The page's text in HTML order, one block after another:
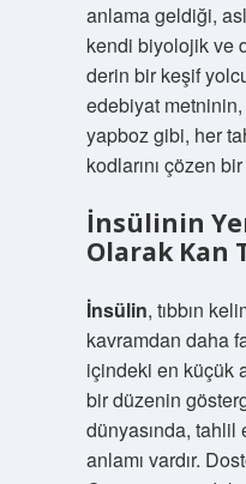
anlama geldiği,
kendi biyolojik ve
derin bir keşif
edebiyat
yapboz gibi, her
kodlarını çözen
İnsülinin
Olarak Kan
İnsülin, tıbbın
kavramdan daha
içindeki en küçük
bir düzenin
dünyasında,
anlamı vardır.